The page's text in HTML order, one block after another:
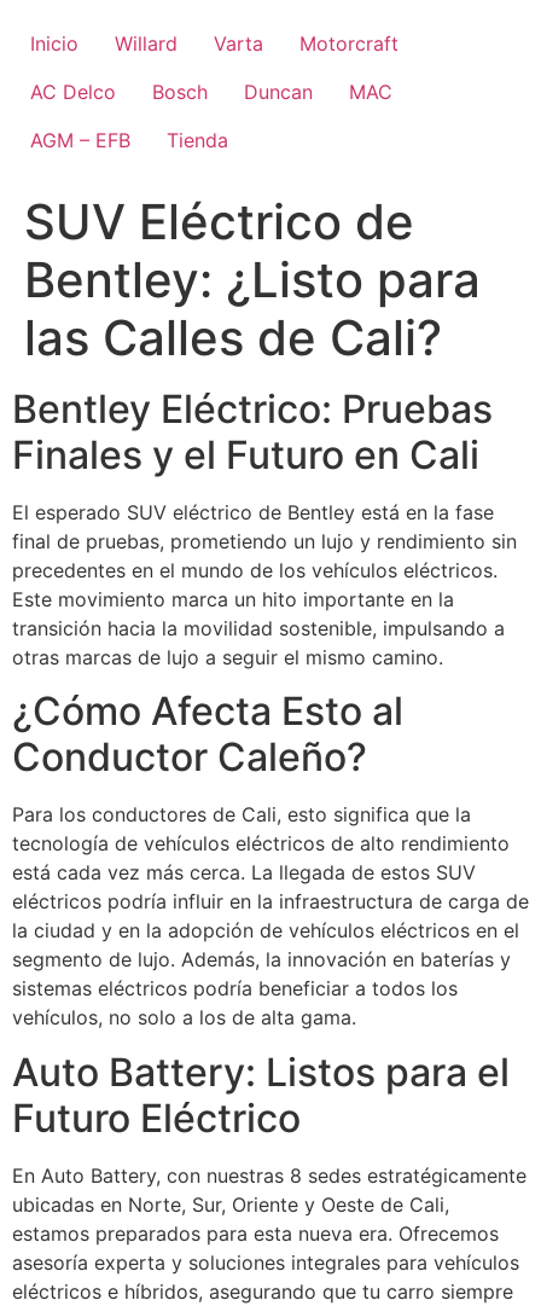
Inicio Willard Varta
Motorcraft
AC Delco
Bosch Duncan
MAC
AGM – EFB
Tienda
SUV Eléctrico de
Bentley: ¿Listo para
las Calles de Cali?
Bentley Eléctrico: Pruebas
Finales y el Futuro en Cali
El esperado SUV eléctrico de Bentley está en la fase
final de pruebas, prometiendo un lujo y rendimiento sin
precedentes en el mundo de los vehículos eléctricos.
Este movimiento marca un hito importante en la
transición hacia la movilidad sostenible, impulsando a
otras marcas de lujo a seguir el mismo camino.
¿Cómo Afecta Esto al
Conductor Caleño?
Para los conductores de Cali, esto significa que la
tecnología de vehículos eléctricos de alto rendimiento
está cada vez más cerca. La llegada de estos SUV
eléctricos podría influir en la infraestructura de carga de
la ciudad y en la adopción de vehículos eléctricos en el
segmento de lujo. Además, la innovación en baterías y
sistemas eléctricos podría beneficiar a todos los
vehículos, no solo a los de alta gama.
Auto Battery: Listos para el
Futuro Eléctrico
En Auto Battery, con nuestras 8 sedes estratégicamente
ubicadas en Norte, Sur, Oriente y Oeste de Cali,
estamos preparados para esta nueva era. Ofrecemos
asesoría experta y soluciones integrales para vehículos
eléctricos e híbridos, asegurando que tu carro siempre